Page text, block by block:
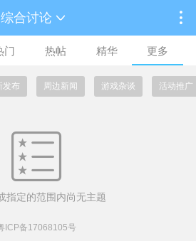
综合讨论
门 热帖 精华 更多
发布 周边新闻 游戏杂谈 活动推广
指定的范围内尚无主题
ICP备17068105号